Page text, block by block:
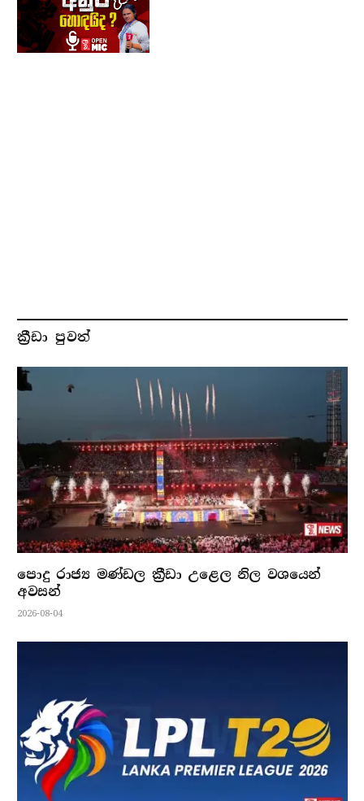
ක්‍රීඩා පුවත්
පොදු රාජ්‍ය මණ්ඩල ක්‍රීඩා උළෙල නිල වශයෙන්
අවසන්
2026-08-04